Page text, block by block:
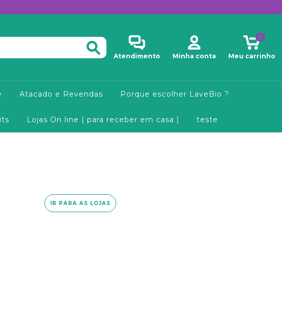
Atendimento Minha conta Meu carrinho
0
Atacado e Revendas Porque escolher LaveBio ?
Lojas On line ( para receber em casa ) teste
IR PARA AS LOJAS